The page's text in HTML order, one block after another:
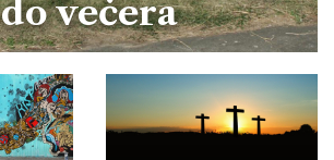
do večera